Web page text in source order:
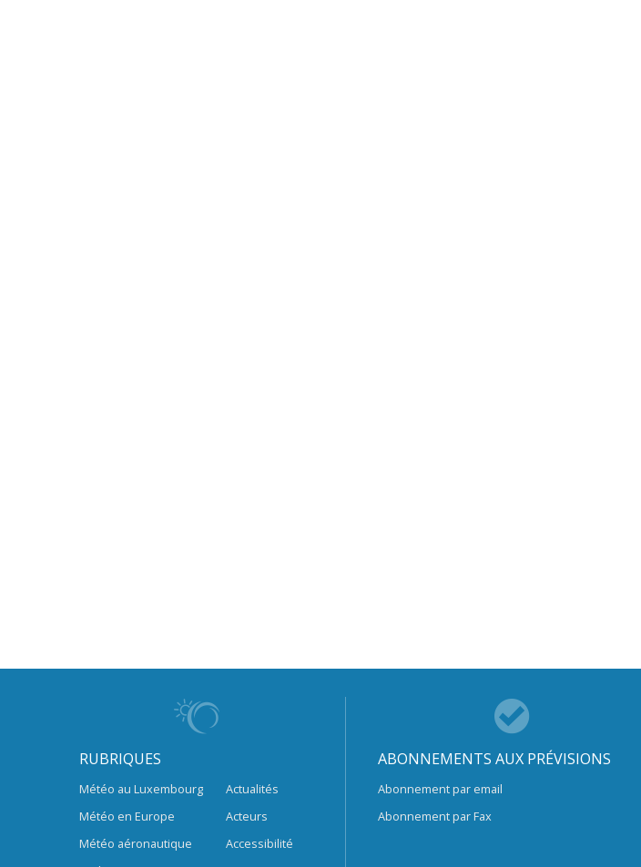
RUBRIQUES
Météo au Luxembourg
Météo en Europe
Météo aéronautique
Actualités
Acteurs
Accessibilité
ABONNEMENTS AUX PRÉVISIONS
Abonnement par email
Abonnement par Fax